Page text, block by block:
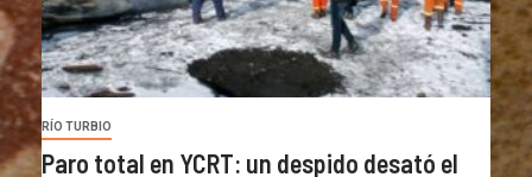
RÍO TURBIO
Paro total en YCRT: un despido desató el